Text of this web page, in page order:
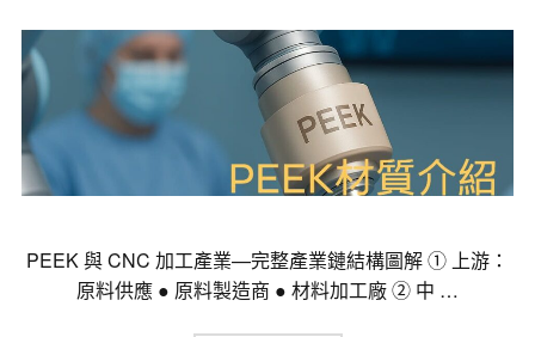
PEEK 與 CNC 加工產業—完整產業鏈結構圖解 ① 上游：
原料供應 ● 原料製造商 ● 材料加工廠 ② 中 …